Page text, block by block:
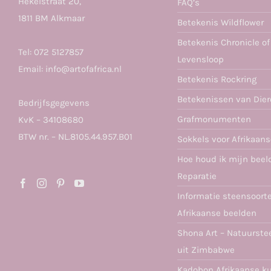
1811 BM Alkmaar
Tel: 072 5127857
Email: info@artofafrica.nl
Bedrijfsgegevens
KvK – 34108680
BTW nr. – NL.8105.44.957.B01
FAQ’s
Betekenis Wildflower
Betekenis Chronicle of
Levensloop
Betekenis Rockring
Betekenissen van
Grafmonumenten
Sokkels voor
Hoe houd ik mijn
Reparatie
Informatie
Afrikaanse beelden
Shona Art –
uit Zimbabwe